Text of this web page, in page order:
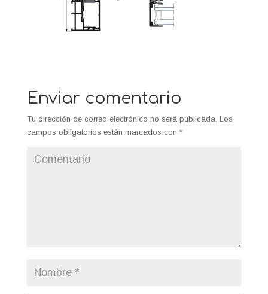
Enviar comentario
Tu dirección de correo electrónico no será publicada. Los
campos obligatorios están marcados con *